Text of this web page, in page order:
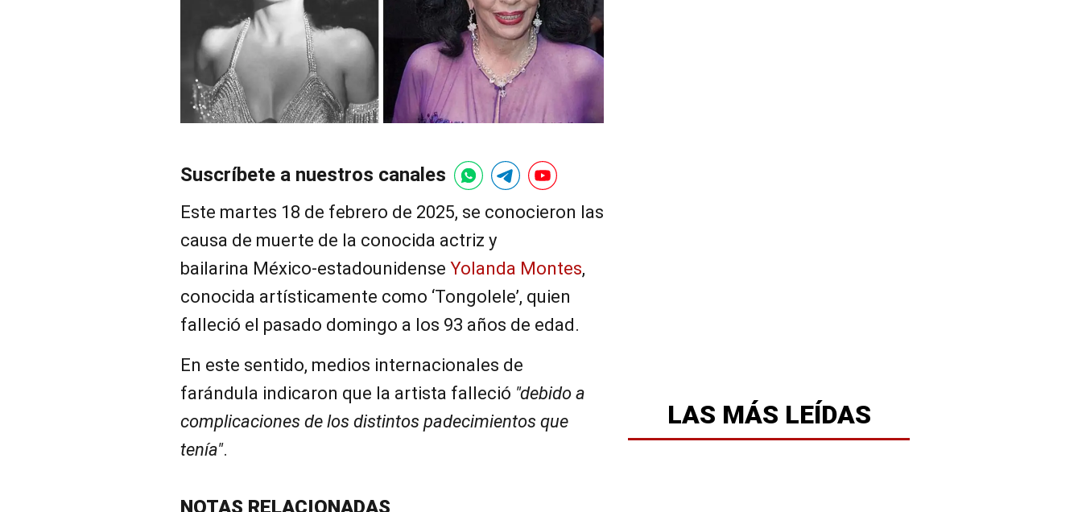
Suscríbete a nuestros canales
Este martes 18 de febrero de 2025, se conocieron las
causa de muerte de la conocida actriz y
bailarina México-estadounidense Yolanda Montes,
conocida artísticamente como ‘Tongolele’, quien
falleció el pasado domingo a los 93 años de edad.
En este sentido, medios internacionales de
farándula indicaron que la artista falleció "debido a
complicaciones de los distintos padecimientos que
tenía".
NOTAS RELACIONADAS
LAS MÁS LEÍDAS